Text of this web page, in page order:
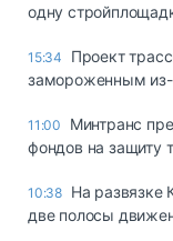
одну
15:34
Проект
замороженным из-
11:00
Минтранс
фондов на защиту
10:38 На развязке
две полосы